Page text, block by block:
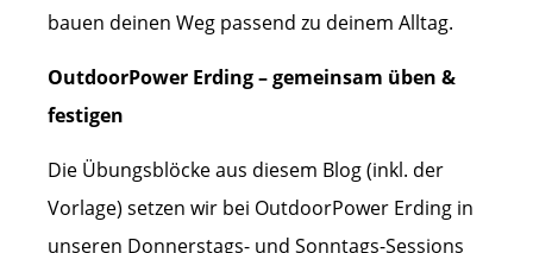
bauen deinen Weg passend zu deinem Alltag.
OutdoorPower Erding – gemeinsam üben &
festigen
Die Übungsblöcke aus diesem Blog (inkl. der
Vorlage) setzen wir bei OutdoorPower Erding in
unseren Donnerstags- und Sonntags-Sessions